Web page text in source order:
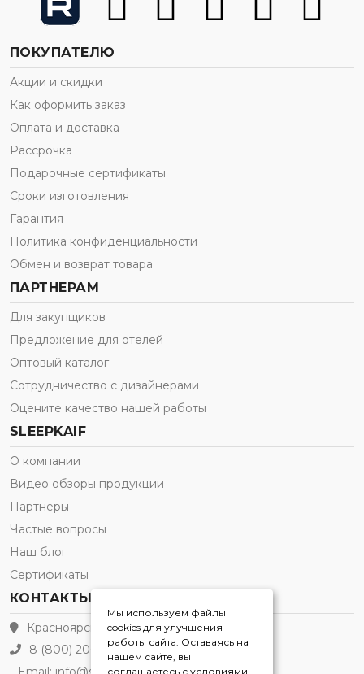
Мы используем файлы
cookies для улучшения
работы сайта. Оставаясь на
нашем сайте, вы
соглашаетесь с условиями
ПОКУПАТЕЛЮ
Акции и скидки
Как оформить заказ
Оплата и доставка
Рассрочка
Подарочные сертификаты
Сроки изготовления
Гарантия
Политика конфиденциальности
Обмен и возврат товара
ПАРТНЕРАМ
Для закупщиков
Предложение для отелей
Оптовый каталог
Сотрудничество с дизайнерами
Оцените качество нашей работы
SLEEPKAIF
О компании
Видео обзоры продукции
Партнеры
Частые вопросы
Наш блог
Сертификаты
КОНТАКТЫ
Красноярск
8 (800) 200-21-91